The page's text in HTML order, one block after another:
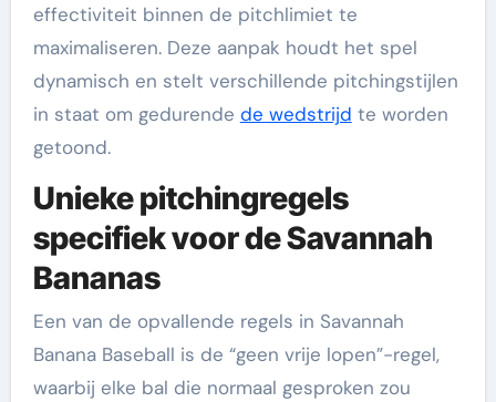
effectiviteit binnen de pitchlimiet te
maximaliseren. Deze aanpak houdt het spel
dynamisch en stelt verschillende pitchingstijlen
in staat om gedurende de wedstrijd te worden
getoond.
Unieke pitchingregels
specifiek voor de Savannah
Bananas
Een van de opvallende regels in Savannah
Banana Baseball is de “geen vrije lopen”-regel,
waarbij elke bal die normaal gesproken zou